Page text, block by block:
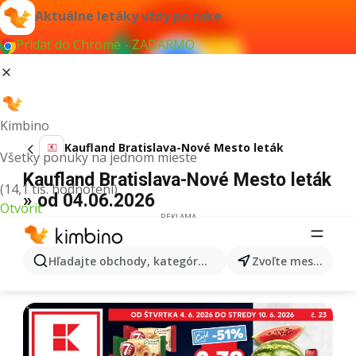
Aktuálne letáky vždy po ruke
Pridať do Chrome - ZADARMO
Kimbino
Všetky ponuky na jednom mieste
(14,1 tis. hodnotení)
Otvoriť
Hľadajte obchody, kategórie, produkty... Zvoľte mesto
Kaufland Bratislava-Nové Mesto leták
Kaufland Bratislava-Nové Mesto leták
» od 04.06.2026
REKLAMA